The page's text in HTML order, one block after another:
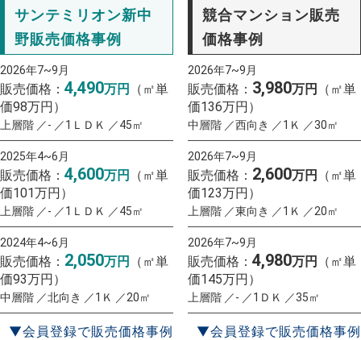
サンテミリオン新中
野販売価格事例
2026年7~9月
販売価格： 4,490万円
（㎡単
価98万円）
上層階 ／- ／1ＬＤＫ ／45㎡
2025年4~6月
販売価格： 4,600万円
（㎡単
価101万円）
上層階 ／- ／1ＬＤＫ ／45㎡
2024年4~6月
販売価格： 2,050万円
（㎡単
価93万円）
中層階 ／北向き ／1Ｋ ／20㎡
▼会員登録で販売価格事例
競合マンション販売
価格事例
2026年7~9月
販売価格： 3,980万円
（㎡単
価136万円）
中層階 ／西向き ／1Ｋ ／30㎡
2026年7~9月
販売価格： 2,600万円
（㎡単
価123万円）
上層階 ／東向き ／1Ｋ ／20㎡
2026年7~9月
販売価格： 4,980万円
（㎡単
価145万円）
上層階 ／- ／1ＤＫ ／35㎡
▼会員登録で販売価格事例